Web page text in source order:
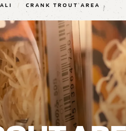
/ CRANK TROUT AREA